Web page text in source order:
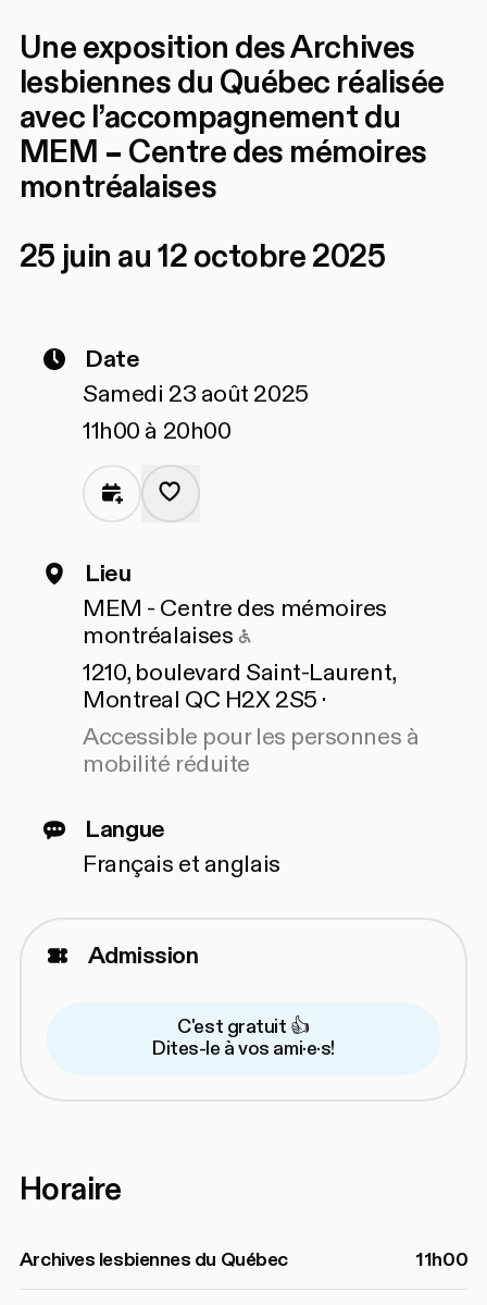
Une exposition des Archives
lesbiennes du Québec réalisée
avec l’accompagnement du
MEM – Centre des mémoires
montréalaises
25 juin au 12 octobre 2025
Date
Samedi 23 août 2025
11h00 à 20h00
Lieu
MEM - Centre des mémoires
montréalaises
1210, boulevard Saint-Laurent,
Montreal QC H2X 2S5 ·
Accessible pour les personnes à
mobilité réduite
Langue
Français et anglais
Admission
C'est gratuit 👍
Dites-le à vos ami·e·s!
Horaire
Archives lesbiennes du Québec 11h00